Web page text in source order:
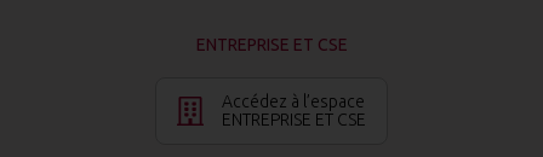
ENTREPRISE ET CSE
Accédez à l’espace
ENTREPRISE ET CSE